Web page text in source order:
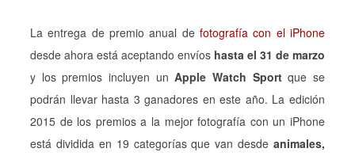
La entrega de premio anual de fotografía con el iPhone
desde ahora está aceptando envíos hasta el 31 de marzo
y los premios incluyen unApple Watch Sportque se
podrán llevar hasta 3 ganadores en este año. La edición
2015 de los premios a la mejor fotografía con un iPhone
está dividida en 19 categorías que van desde animales,